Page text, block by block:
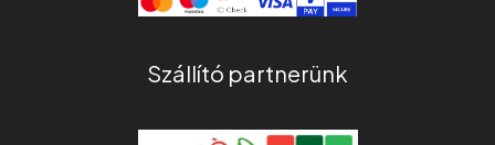
Szállító partnerünk